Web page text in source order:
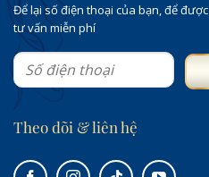
Để lại số điện thoại của bạn, để được
tư vấn miễn phí
Theo dõi & liên hệ